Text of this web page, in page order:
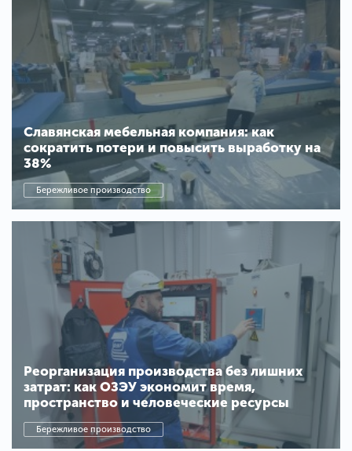
Славянская мебельная компания: как
сократить потери и повысить выработку на
38%
Бережливое производство
Реорганизация производства без лишних
затрат: как ОЗЭУ экономит время,
пространство и человеческие ресурсы
Бережливое производство